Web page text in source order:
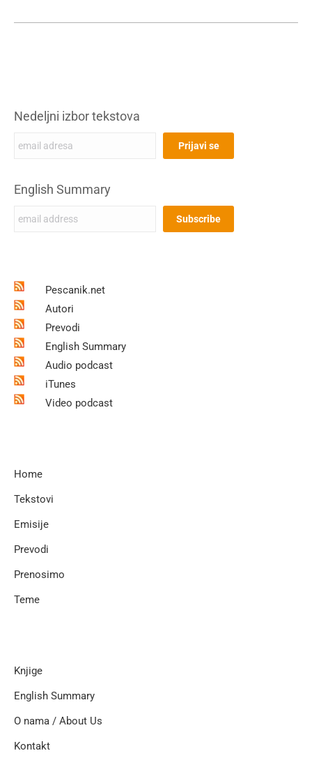
Nedeljni izbor tekstova
English Summary
Pescanik.net
Autori
Prevodi
English Summary
Audio podcast
iTunes
Video podcast
Home
Tekstovi
Emisije
Prevodi
Prenosimo
Teme
Knjige
English Summary
O nama / About Us
Kontakt